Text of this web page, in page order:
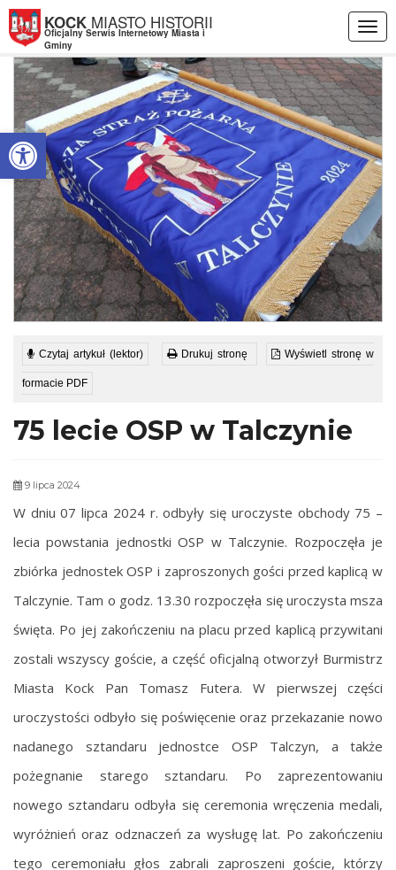
Otwórz pasek narzędzi
KOCK MIASTO HISTORII
Oficjalny Serwis Internetowy Miasta i
Gminy
Czytaj artykuł (lektor) Drukuj stronę Wyświetl stronę w
formacie PDF
75 lecie OSP w Talczynie
9 lipca 2024
W dniu 07 lipca 2024 r. odbyły się uroczyste obchody 75 –
lecia powstania jednostki OSP w Talczynie. Rozpoczęła je
zbiórka jednostek OSP i zaproszonych gości przed kaplicą w
Talczynie. Tam o godz. 13.30 rozpoczęła się uroczysta msza
święta. Po jej zakończeniu na placu przed kaplicą przywitani
zostali wszyscy goście, a część oficjalną otworzył Burmistrz
Miasta Kock Pan Tomasz Futera. W pierwszej części
uroczystości odbyło się poświęcenie oraz przekazanie nowo
nadanego sztandaru jednostce OSP Talczyn, a także
pożegnanie starego sztandaru. Po zaprezentowaniu
nowego sztandaru odbyła się ceremonia wręczenia medali,
wyróżnień oraz odznaczeń za wysługę lat. Po zakończeniu
tego ceremoniału głos zabrali zaproszeni goście, którzy